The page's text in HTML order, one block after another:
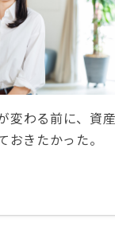
変わる前に、資産
おきたかった。